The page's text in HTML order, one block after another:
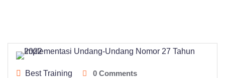
Best Training 0 Comments